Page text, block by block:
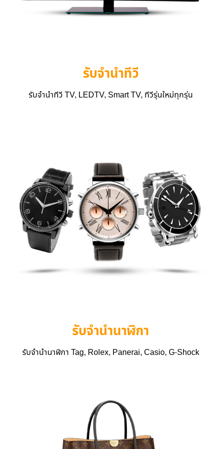
รับจำนำทีวี
รับจำนำทีวี TV, LEDTV, Smart TV, ทีวีรุ่นใหม่ทุกรุ่น
รับจำนำนาฬิกา
รับจำนำนาฬิกา Tag, Rolex, Panerai, Casio, G-Shock